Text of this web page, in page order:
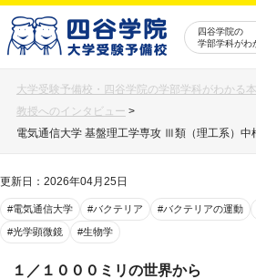
四谷学院の
学部学科がわ
大学受験予備校・四谷学院の学部学科がわかる
教授へのインタビュー >
電気通信大学 基盤理工学専攻 Ⅲ類（理工系）中
更新日：2026年04月25日
#電気通信大学 #バクテリア #バクテリアの運動
#光学顕微鏡 #生物学
１／１０００ミリの世界から